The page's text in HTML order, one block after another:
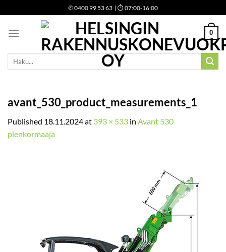
to
content
✆0400 99 53 63 | ⏱ 07:00-16:00
0
Etsi:
avant_530_product_measurements_1
Published 18.11.2024at 393 × 533 in Avant 530
pienkormaaja